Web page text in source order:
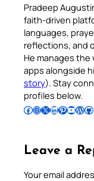
Pradeep
faith-driven
languages,
reflections, and
He manages
apps alongside
story). Stay
profiles below.
Follow Pradeep on Facebook Follow Pradeep on InstagramFollow Pradeep on X Follow Pradeep on LinkedIn Follow Pradeep on Pinterest Subscribe to Pradeep’s Youtube Channel Follow Pradeep on WordPress Follow Pradeep on GitHub
Leave a
Your email